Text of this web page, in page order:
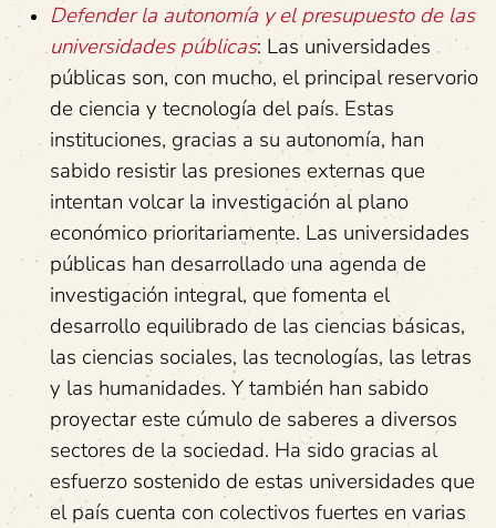
Defender la autonomía y el presupuesto de las
universidades públicas: Las universidades
públicas son, con mucho, el principal reservorio
de ciencia y tecnología del país. Estas
instituciones, gracias a su autonomía, han
sabido resistir las presiones externas que
intentan volcar la investigación al plano
económico prioritariamente. Las universidades
públicas han desarrollado una agenda de
investigación integral, que fomenta el
desarrollo equilibrado de las ciencias básicas,
las ciencias sociales, las tecnologías, las letras
y las humanidades. Y también han sabido
proyectar este cúmulo de saberes a diversos
sectores de la sociedad. Ha sido gracias al
esfuerzo sostenido de estas universidades que
el país cuenta con colectivos fuertes en varias